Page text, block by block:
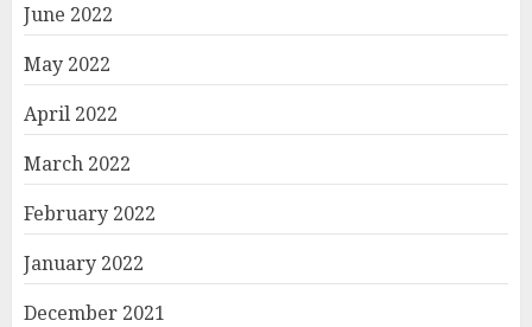
June 2022
May 2022
April 2022
March 2022
February 2022
January 2022
December 2021